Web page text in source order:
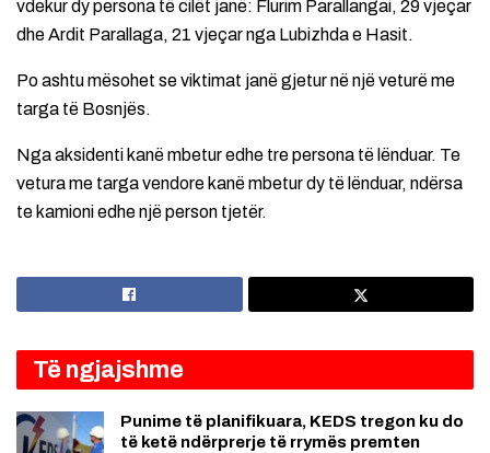
vdekur dy persona të cilët janë: Flurim Parallangai, 29 vjeçar
dhe Ardit Parallaga, 21 vjeçar nga Lubizhda e Hasit.
Po ashtu mësohet se viktimat janë gjetur në një veturë me
targa të Bosnjës.
Nga aksidenti kanë mbetur edhe tre persona të lënduar. Te
vetura me targa vendore kanë mbetur dy të lënduar, ndërsa
te kamioni edhe një person tjetër.
Të ngjajshme
Punime të planifikuara, KEDS tregon ku do
të ketë ndërprerje të rrymës premten